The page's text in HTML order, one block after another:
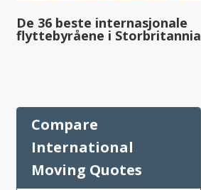
De 36 beste internasjonale
flyttebyråene i Storbritannia